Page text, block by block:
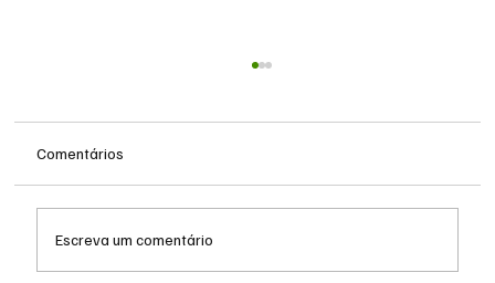
Comentários
Escreva um comentário